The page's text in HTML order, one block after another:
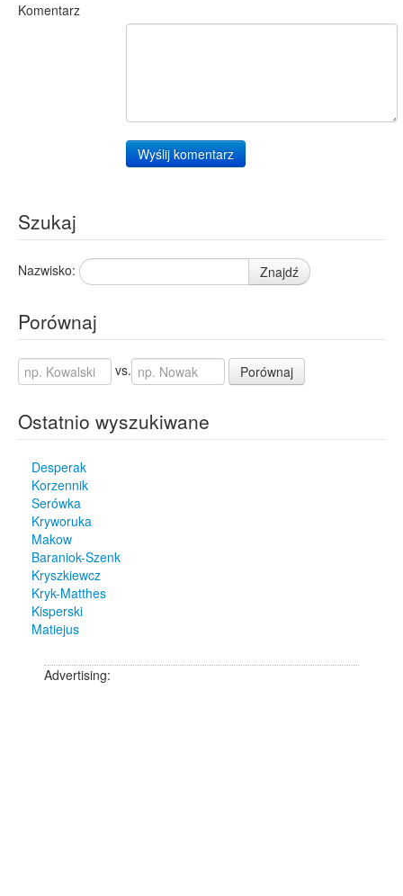
Komentarz
Wyślij komentarz
Szukaj
Nazwisko: Znajdź
Porównaj
vs. Porównaj
Ostatnio wyszukiwane
Desperak
Korzennik
Serówka
Kryworuka
Makow
Baraniok-Szenk
Kryszkiewcz
Kryk-Matthes
Kisperski
Matiejus
Advertising: